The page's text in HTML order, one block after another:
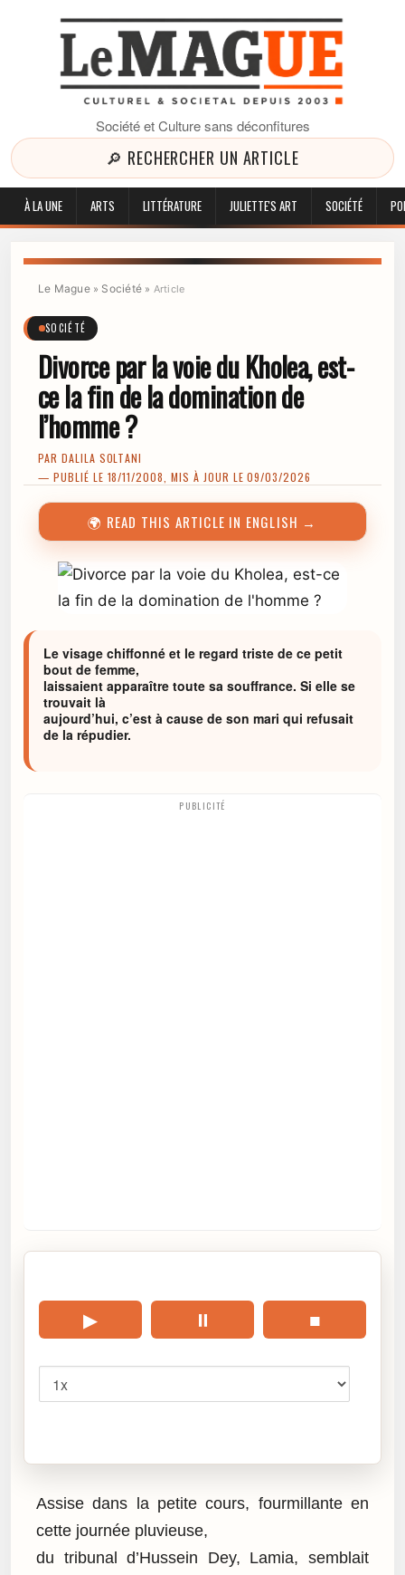
Société et Culture sans déconfitures
🔎 RECHERCHER UN ARTICLE
À LA UNE ARTS LITTÉRATURE JULIETTE'S ART SOCIÉTÉ
Le Mague» Société» Article
SOCIÉTÉ
Divorce par la voie du Kholea, est-
ce la fin de la domination de
l’homme ?
PAR DALILA SOLTANI
— PUBLIÉ LE 18/11/2008, MIS À JOUR LE 09/03/2026
🌍 READ THIS ARTICLE IN ENGLISH →
Le visage chiffonné et le regard triste de ce petit
bout de femme,
laissaient apparaître toute sa souffrance. Si elle se
trouvait là
aujourd’hui, c’est à cause de son mari qui refusait
de la répudier.
PUBLICITÉ
▶ ⏸ ■
Assise dans la petite cours, fourmillante en
cette journée pluvieuse,
du tribunal d’Hussein Dey, Lamia, semblait